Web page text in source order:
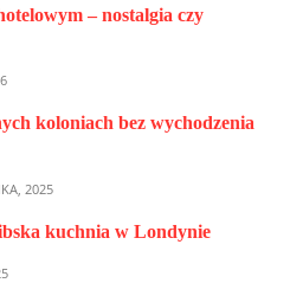
– nostalgia czy
koloniach bez wychodzenia
2025
kuchnia w Londynie